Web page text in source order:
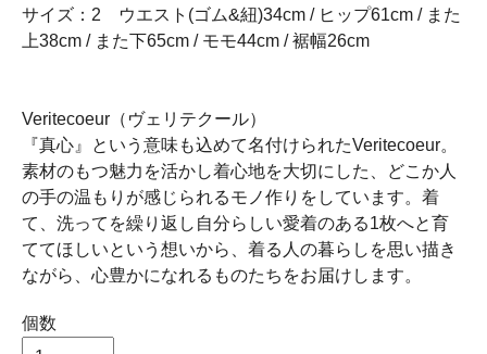
サイズ：2 ウエスト(ゴム&紐)34cm / ヒップ61cm / また
上38cm / また下65cm / モモ44cm / 裾幅26cm
Veritecoeur（ヴェリテクール）
『真心』という意味も込めて名付けられたVeritecoeur。
素材のもつ魅力を活かし着心地を大切にした、どこか人
の手の温もりが感じられるモノ作りをしています。着
て、洗ってを繰り返し自分らしい愛着のある1枚へと育
ててほしいという想いから、着る人の暮らしを思い描き
ながら、心豊かになれるものたちをお届けします。
個数